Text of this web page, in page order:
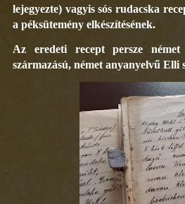
lejegyezte) vagyis sós rudacska
a péksütemény elkészítésének.
Az eredeti recept persze
származású, német anyanyelvű Elli